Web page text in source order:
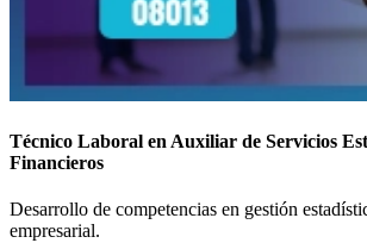
Técnico Laboral en Auxiliar de Servicios
Financieros
Desarrollo de competencias en gestión
empresarial.